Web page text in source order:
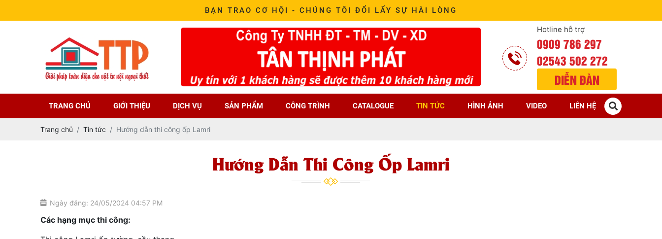
BẠN TRAO CƠ HỘI - CHÚNG TÔI ĐỔI LẤY SỰ HÀI LÒNG
Hotline hỗ trợ
0909 786 297
02543 502 272
DIỄN ĐÀN
TRANG CHỦ GIỚI THIỆU DỊCH VỤ SẢN PHẨM CÔNG TRÌNH CATALOGUE TIN TỨC HÌNH ẢNH VIDEO LIÊN HỆ
Trang chủ Tin tức Hướng dẫn thi công ốp Lamri
Hướng Dẫn Thi Công Ốp Lamri
Ngày đăng: 24/05/2024 04:57 PM
Các hạng mục thi công: